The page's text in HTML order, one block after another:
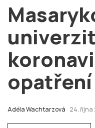
# Brno
# volby
login PŘIHLÁSIT SE
Zapomněli jste heslo?
Založit nový účet
opatření
Adéla Wachtarzová 24. října